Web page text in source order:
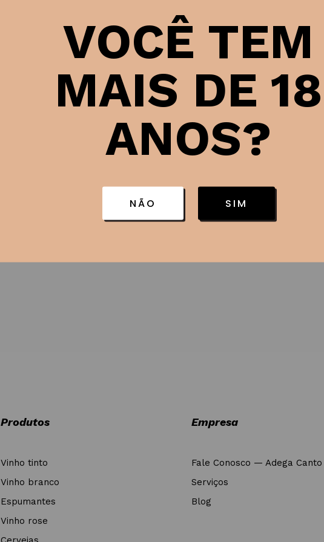
Ficha
Produtos
Vinho tinto
Vinho branco
Espumantes
Vinho rose
Empresa
Fale Conosco — Adega
Serviços
Blog
VOCÊ TEM
MAIS DE 18
ANOS?
NÃO SIM